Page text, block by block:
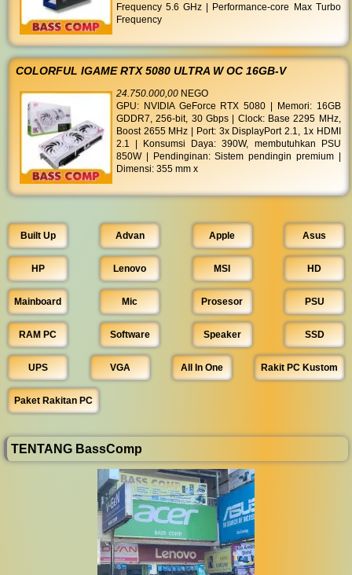
Frequency 5.6 GHz | Performance-core Max Turbo
Frequency
COLORFUL IGAME RTX 5080 ULTRA W OC 16GB-V
24.750.000,00 NEGO
GPU: NVIDIA GeForce RTX 5080 | Memori: 16GB
GDDR7, 256-bit, 30 Gbps | Clock: Base 2295 MHz,
Boost 2655 MHz | Port: 3x DisplayPort 2.1, 1x HDMI
2.1 | Konsumsi Daya: 390W, membutuhkan PSU
850W | Pendinginan: Sistem pendingin premium |
Dimensi: 355 mm x
Built Up Advan Apple Asus
HP Lenovo MSI HD
Mainboard Mic Prosesor PSU
RAM PC Software Speaker SSD
UPS VGA All In One Rakit PC Kustom
Paket Rakitan PC
TENTANG BassComp